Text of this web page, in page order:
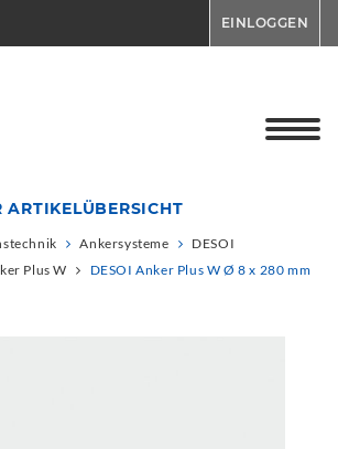
EINLOGGEN
ARTIKELÜBERSICHT
Ankersysteme
DESOI
Plus W
DESOI Anker Plus W Ø 8 x 280 mm